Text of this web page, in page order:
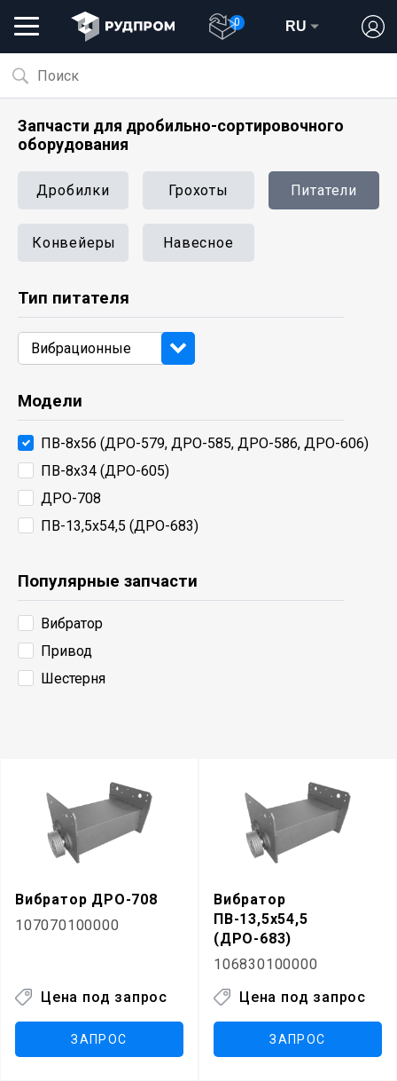
0 RU
Запчасти для дробильно-сортировочного
оборудования
Дробилки Грохоты Питатели
Конвейеры Навесное
Тип питателя
Модели
ПВ-8х56 (ДРО-579, ДРО-585, ДРО-586, ДРО-606)
ПВ-8х34 (ДРО-605)
ДРО-708
ПВ-13,5х54,5 (ДРО-683)
Популярные запчасти
Вибратор
Привод
Шестерня
Вибратор ДРО-708
107070100000
Цена под запрос
ЗАПРОС
Вибратор
ПВ-13,5х54,5
(ДРО-683)
106830100000
Цена под запрос
ЗАПРОС